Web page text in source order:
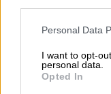
Personal Data
I want to opt-
personal data.
Opted In
Caja B Mariano
Justicia